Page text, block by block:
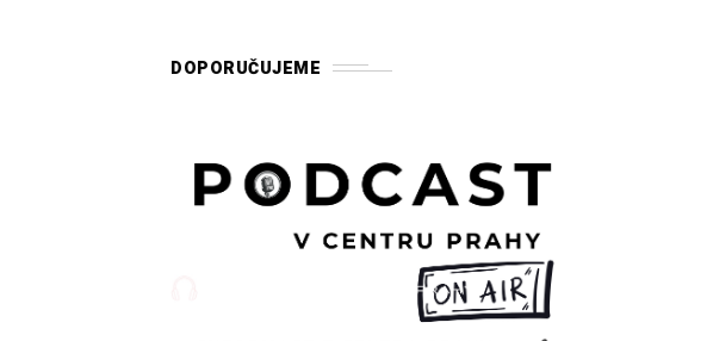
DOPORUČUJEME